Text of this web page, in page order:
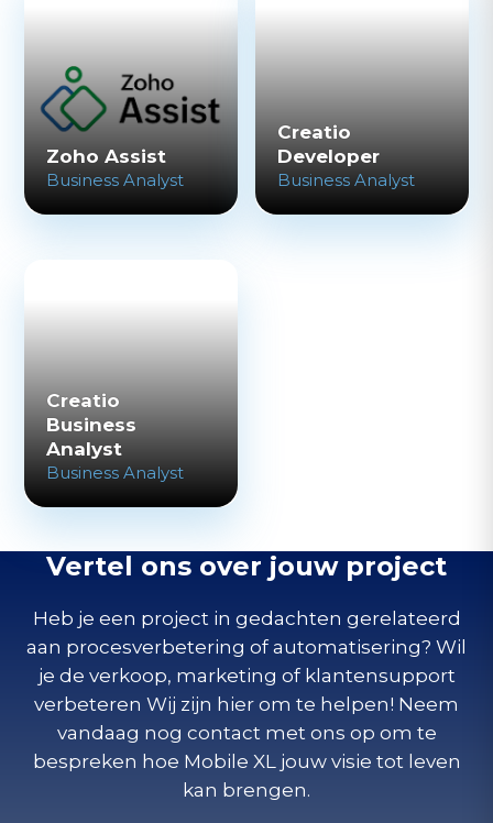
Zoho Assist
Business Analyst
Creatio
Developer
Business Analyst
Creatio
Business
Analyst
Business Analyst
Vertel ons over jouw project
Heb je een project in gedachten gerelateerd
aan procesverbetering of automatisering? Wil
je de verkoop, marketing of klantensupport
verbeteren Wij zijn hier om te helpen! Neem
vandaag nog contact met ons op om te
bespreken hoe Mobile XL jouw visie tot leven
kan brengen.